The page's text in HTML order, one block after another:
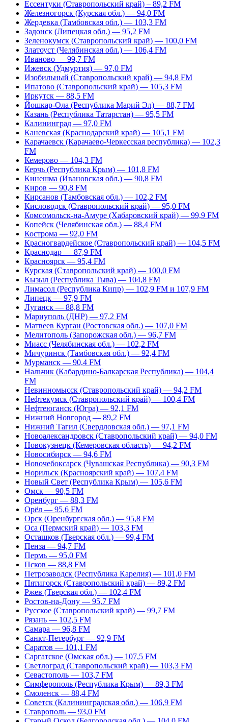
Ессентуки (Ставропольский край) – 89,2 FM
Железногорск (Курская обл.) — 94,0 FM
Жердевка (Тамбовская обл.) — 103,3 FM
Задонск (Липецкая обл.) — 95,2 FM
Зеленокумск (Ставропольский край) — 100,0 FM
Златоуст (Челябинская обл.) — 106,4 FM
Иваново — 99,7 FM
Ижевск (Удмуртия) — 97,0 FM
Изобильный (Ставропольский край) — 94,8 FM
Ипатово (Ставропольский край) — 105,3 FM
Иркутск — 88,5 FM
Йошкар-Ола (Республика Марий Эл) — 88,7 FM
Казань (Республика Татарстан) — 95,5 FM
Калининград — 97,0 FM
Каневская (Краснодарский край) — 105,1 FM
Карачаевск (Карачаево-Черкесская республика) — 102,3
FM
Кемерово — 104,3 FM
Керчь (Республика Крым) — 101,8 FM
Кинешма (Ивановская обл.) — 90,8 FM
Киров — 90,8 FM
Кирсанов (Тамбовская обл.) — 102,2 FM
Кисловодск (Ставропольский край) — 95,0 FM
Комсомольск-на-Амуре (Хабаровский край) — 99,9 FM
Копейск (Челябинская обл.) — 88,4 FM
Кострома — 92,0 FM
Красногвардейское (Ставропольский край) — 104,5 FM
Краснодар — 87,9 FM
Красноярск — 95,4 FM
Курская (Ставропольский край) — 100,0 FM
Кызыл (Республика Тыва) — 104,8 FM
Лимасол (Республика Кипр) — 102,9 FM и 107,9 FM
Липецк — 97,9 FM
Луганск — 88,8 FM
Мариуполь (ДНР) — 97,2 FM
Матвеев Курган (Ростовская обл.) — 107,0 FM
Мелитополь (Запорожская обл.) — 96,7 FM
Миасс (Челябинская обл.) — 102,2 FM
Мичуринск (Тамбовская обл.) — 92,4 FM
Мурманск — 90,4 FM
Нальчик (Кабардино-Балкарская Республика) — 104,4
FM
Невинномысск (Ставропольский край) — 94,2 FM
Нефтекумск (Ставропольский край) — 100,4 FM
Нефтеюганск (Югра) — 92,1 FM
Нижний Новгород — 89,2 FM
Нижний Тагил (Свердловская обл.) — 97,1 FM
Новоалександровск (Ставропольский край) — 94,0 FM
Новокузнецк (Кемеровская область) — 94,2 FM
Новосибирск — 94,6 FM
Новочебоксарск (Чувашская Республика) — 90,3 FM
Норильск (Красноярский край) — 107,4 FM
Новый Свет (Республика Крым) — 105,6 FM
Омск — 90,5 FM
Оренбург — 88,3 FM
Орёл — 95,6 FM
Орск (Оренбургская обл.) — 95,8 FM
Оса (Пермский край) — 103,3 FM
Осташков (Тверская обл.) — 99,4 FM
Пенза — 94,7 FM
Пермь — 95,0 FM
Псков — 88,8 FM
Петрозаводск (Республика Карелия) — 101,0 FM
Пятигорск (Ставропольский край) — 89,2 FM
Ржев (Тверская обл.) — 102,4 FM
Ростов-на-Дону — 95,7 FM
Русское (Ставропольский край) — 99,7 FM
Рязань — 102,5 FM
Самара — 96,8 FM
Санкт-Петербург — 92,9 FM
Саратов — 101,1 FM
Саргатское (Омская обл.) — 107,5 FM
Светлоград (Ставропольский край) — 103,3 FM
Севастополь — 103,7 FM
Симферополь (Республика Крым) — 89,3 FM
Смоленск — 88,4 FM
Советск (Калининградская обл.) — 106,9 FM
Ставрополь — 93,0 FM